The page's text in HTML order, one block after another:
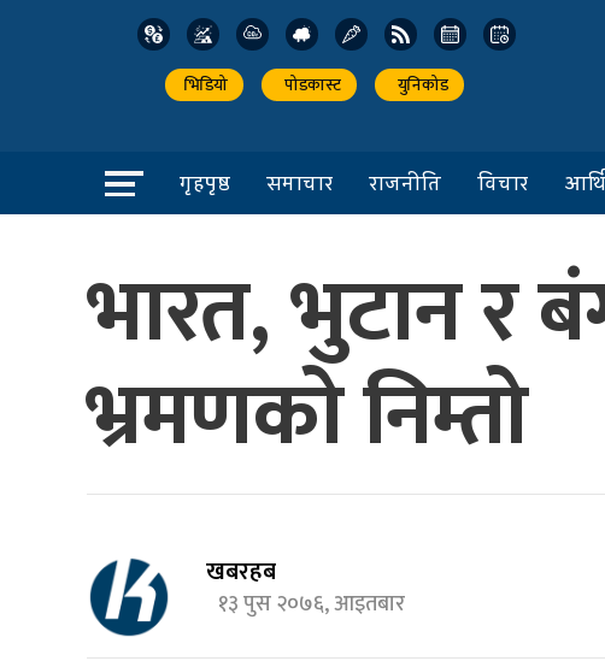
भिडियो पोडकास्ट युनिकोड
गृहपृष्ठ समाचार राजनीति विचार
भारत, भुटान र
भ्रमणको निम्तो
खबरहब
१३ पुस २०७६, आइतबार